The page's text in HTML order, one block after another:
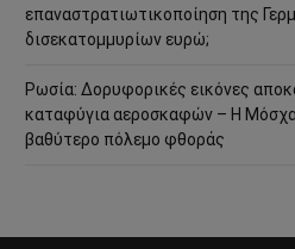
επαναστρατιωτικοποίηση της
δισεκατομμυρίων ευρώ;
Ρωσία: Δορυφορικές εικόνες
καταφύγια αεροσκαφών – Η Μόσχα
βαθύτερο πόλεμο φθοράς